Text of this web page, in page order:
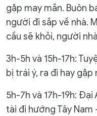
gặp may mắn. Buôn
người đi sắp về nhà.
cầu sẽ khỏi, người
3h-5h và 15h-17h:
bị trái ý, ra đi hay gặp
5h-7h và 17h-19h:
tài đi hướng Tây Nam